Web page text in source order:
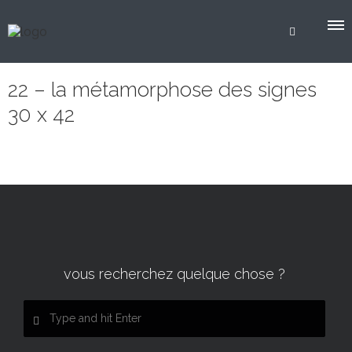
22 – la métamorphose des signes
30 x 42
vous recherchez quelque chose ?